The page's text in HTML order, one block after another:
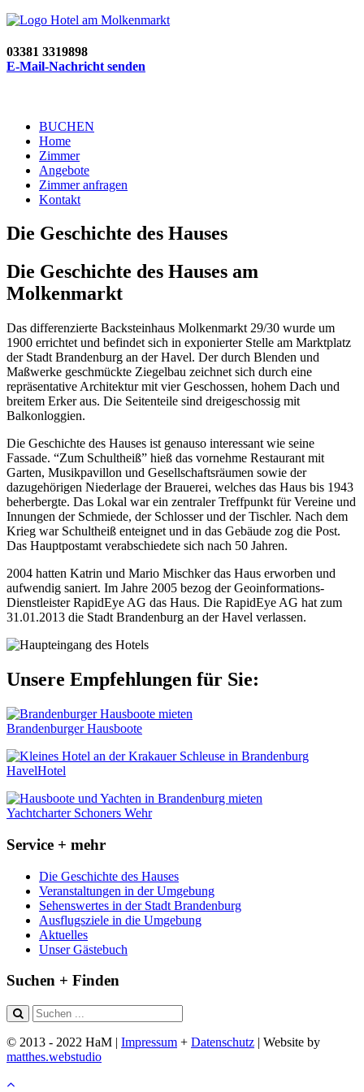
03381 3319898
E-Mail-Nachricht senden
BUCHEN
Home
Zimmer
Angebote
Zimmer anfragen
Kontakt
Die Geschichte des Hauses
Die Geschichte des Hauses am
Molkenmarkt
Das differenzierte Backsteinhaus Molkenmarkt 29/30 wurde um
1900 errichtet und befindet sich in exponierter Stelle am Marktplatz
der Stadt Brandenburg an der Havel. Der durch Blenden und
Maßwerke geschmückte Ziegelbau zeichnet sich durch eine
repräsentative Architektur mit vier Geschossen, hohem Dach und
breitem Erker aus. Die Seitenteile sind dreigeschossig mit
Balkonloggien.
Die Geschichte des Hauses ist genauso interessant wie seine
Fassade. “Zum Schultheiß” hieß das vornehme Restaurant mit
Garten, Musikpavillon und Gesellschaftsräumen sowie der
dazugehörigen Niederlage der Brauerei, welches das Haus bis 1943
beherbergte. Das Lokal war ein zentraler Treffpunkt für Vereine und
Innungen der Schmiede, der Schlosser und der Tischler. Nach dem
Krieg war Schultheiß enteignet und in das Gebäude zog die Post.
Das Hauptpostamt verabschiedete sich nach 50 Jahren.
2004 hatten Katrin und Mario Mischker das Haus erworben und
aufwendig saniert. Im Jahre 2005 bezog der Geoinformations-
Dienstleister RapidEye AG das Haus. Die RapidEye AG hat zum
31.01.2013 die Stadt Brandenburg an der Havel verlassen.
Unsere Empfehlungen für Sie:
Brandenburger Hausboote
HavelHotel
Yachtcharter Schoners Wehr
Service + mehr
Die Geschichte des Hauses
Veranstaltungen in der Umgebung
Sehenswertes in der Stadt Brandenburg
Ausflugsziele in die Umgebung
Aktuelles
Unser Gästebuch
Suchen + Finden
© 2013 - 2022 HaM | Impressum + Datenschutz | Website by
matthes.webstudio